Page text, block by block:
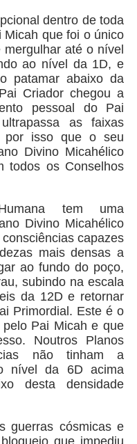
dentro de toda
Micah que foi o único
até o nível
ao nível da 1D, e
patamar abaixo da
Criador chegou a
pessoal do Pai
as faixas
por isso que o seu
Divino Micahélico
todos os Conselhos
tem uma
Divino Micahélico
capazes
mais densas a
ao fundo do poço,
subindo na escala
da 12D e retornar
Primordial. Este é o
Pai Micah e que
Noutros Planos
não tinham a
nível da 6D acima
desta densidade
guerras cósmicas e
que impediu